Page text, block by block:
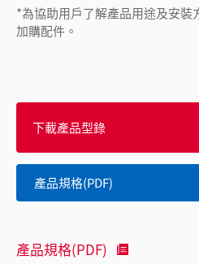
*為協助用戶了解產品用途及安裝
加購配件。
下載產品型錄
產品規格(PDF)
產品規格(PDF)